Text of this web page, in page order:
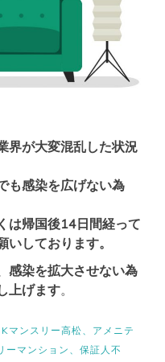
界が大変混乱した状況
も感染を広げない為
は帰国後14日間経って
しております。
感染を拡大させない為
上げます。
Kマンスリー高松、アメニテ
ーマンション、保証人不